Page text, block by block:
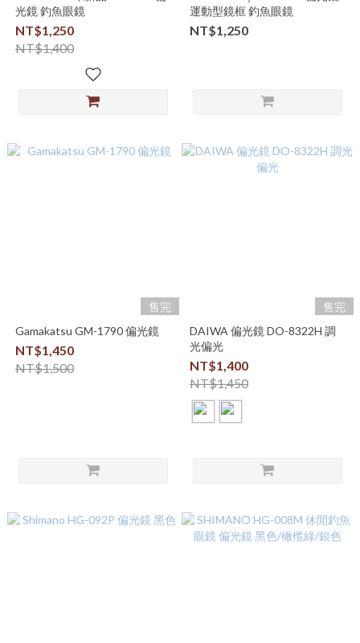
光鏡 釣魚眼鏡
NT$1,250
NT$1,400
運動型鏡框 釣魚眼鏡
NT$1,250
售完
Gamakatsu GM-1790 偏光鏡
NT$1,450
NT$1,500
售完
DAIWA 偏光鏡 DO-8322H 調
光偏光
NT$1,400
NT$1,450